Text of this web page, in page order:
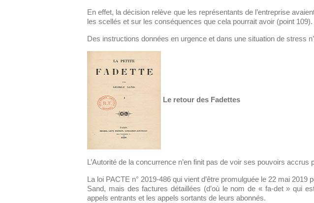
En effet, la décision relève que les représentants de l’entreprise
les scellés et sur les conséquences que cela pourrait avoir (point 109).
Des instructions données en urgence et dans une situation de stress
Le retour des Fadettes
L’Autorité de la concurrence n’en finit pas de voir ses pouvoirs
La loi PACTE n° 2019-486 qui vient d’être promulguée le 22 mai
Sand, mais des factures détaillées (d’où le nom de « fa-det » qui
appels entrants et les appels sortants de leurs abonnés.